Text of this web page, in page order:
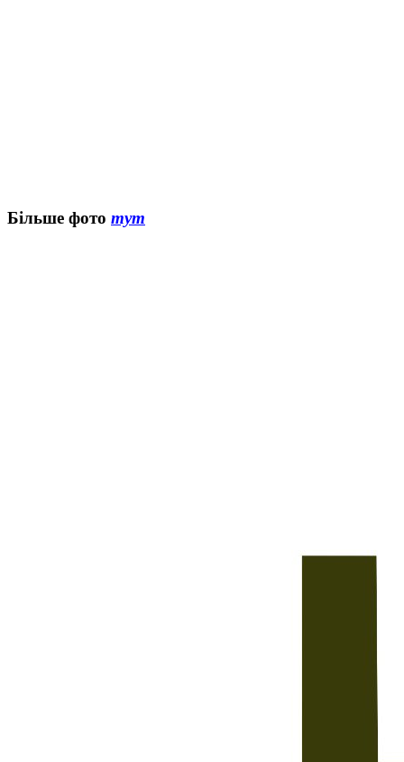
Більше фото тут